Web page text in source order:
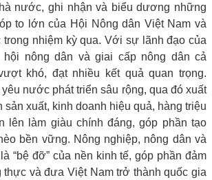
nước, ghi nhận và biểu dương những
to lớn của Hội Nông dân Việt Nam và
nhiệm kỳ qua. Với sự lãnh đạo của
nông dân và giai cấp nông dân cả
khó, đạt nhiều kết quả quan trọng.
nước phát triển sâu rộng, qua đó xuất
sản xuất, kinh doanh hiệu quả, hàng triệu
lên làm giàu chính đáng, góp phần tạo
bền vững. Nông nghiệp, nông dân và
“bệ đỡ” của nền kinh tế, góp phần đảm
và đưa Việt Nam trở thành quốc gia